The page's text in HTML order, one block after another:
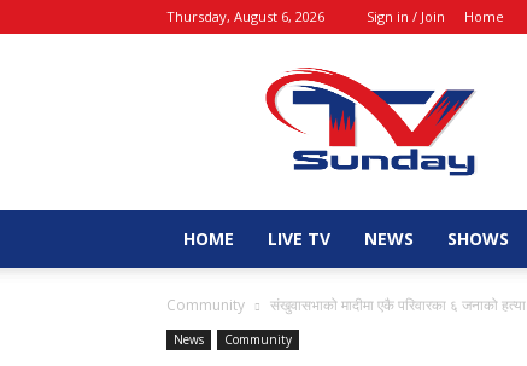
Thursday, August 6, 2026 Sign in / Join Home
HOME LIVE TV NEWS SHOWS
Community संखुवासभाको मादीमा एकै परिवारका ६ जनाको हत्या
News Community